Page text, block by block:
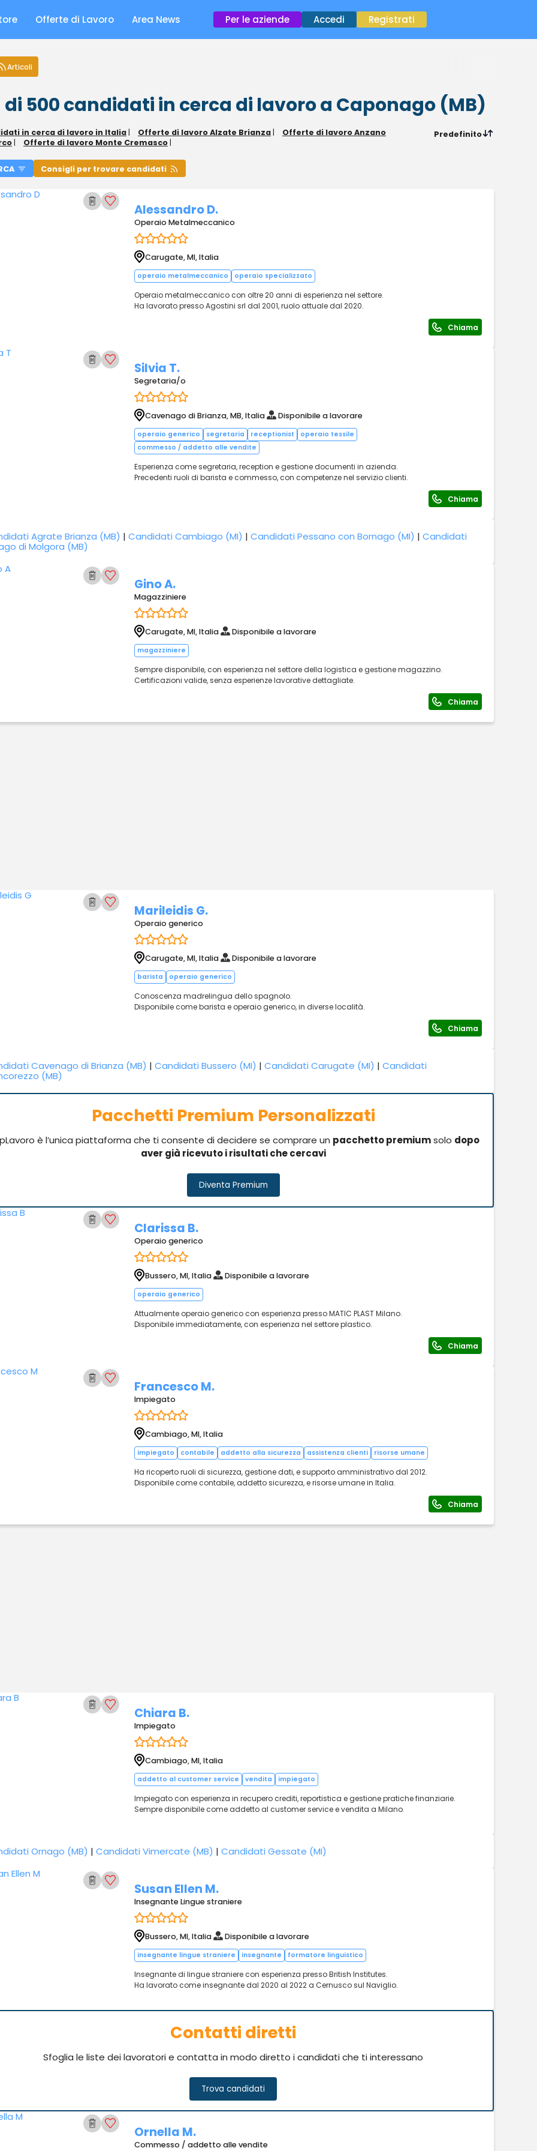
Offerte di Lavoro Area News Per le aziende Accedi Registrati
Articoli
di 500candidati in cerca di lavoroa Caponago (MB)
in cerca di lavoro in Italia | Offerte di lavoro Alzate Brianza |
Offerte di lavoro Anzano
| Offerte di lavoro Monte Cremasco |
Predefinito
Consigli per trovare candidati
Alessandro D.
Operaio Metalmeccanico
Carugate, MI, Italia
operaio metalmeccanico operaio specializzato
Operaio metalmeccanico con oltre 20 anni di esperienza nel settore.
Ha lavorato presso Agostini srl dal 2001, ruolo attuale dal 2020.
Chiama
Silvia T.
Segretaria/o
Cavenago di Brianza, MB, Italia Disponibile a lavorare
operaio generico segretaria receptionist
operaio tessile
commesso / addetto alle vendite
Esperienza come segretaria, reception e gestione documenti in azienda.
Precedenti ruoli di barista e commesso, con competenze nel servizio clienti.
Chiama
Agrate Brianza (MB) | Candidati Cambiago (MI) | Candidati Pessano con Bornago (MI) | Candidati
di Molgora (MB)
Gino A.
Magazziniere
Carugate, MI, Italia Disponibile a lavorare
magazziniere
Sempre disponibile, con esperienza nel settore della logistica e gestione magazzino.
Certificazioni valide, senza esperienze lavorative dettagliate.
Chiama
Marileidis G.
Operaio generico
Carugate, MI, Italia Disponibile a lavorare
barista operaio generico
Conoscenza madrelingua dello spagnolo.
Disponibile come barista e operaio generico, in diverse località.
Chiama
Cavenago di Brianza (MB) | Candidati Bussero (MI) | Candidati Carugate (MI) | Candidati
(MB)
Pacchetti Premium Personalizzati
è l’unica piattaforma che ti consente di decidere se comprare un pacchetto premiumsolo dopo
aver già ricevuto i risultati che cercavi
Diventa Premium
Clarissa B.
Operaio generico
Bussero, MI, Italia Disponibile a lavorare
operaio generico
Attualmente operaio generico con esperienza presso MATIC PLAST Milano.
Disponibile immediatamente, con esperienza nel settore plastico.
Chiama
Francesco M.
Impiegato
Cambiago, MI, Italia
impiegato contabile addetto alla sicurezza assistenza clienti risorse umane
Ha ricoperto ruoli di sicurezza, gestione dati, e supporto amministrativo dal 2012.
Disponibile come contabile, addetto sicurezza, e risorse umane in Italia.
Chiama
Chiara B.
Impiegato
Cambiago, MI, Italia
addetto al customer service vendita impiegato
Impiegato con esperienza in recupero crediti, reportistica e gestione pratiche finanziarie.
Sempre disponibile come addetto al customer service e vendita a Milano.
Ornago (MB) | Candidati Vimercate (MB) | Candidati Gessate (MI)
Susan Ellen M.
Insegnante Lingue straniere
Bussero, MI, Italia Disponibile a lavorare
insegnante lingue straniere insegnante formatore linguistico
Insegnante di lingue straniere con esperienza presso British Institutes.
Ha lavorato come insegnante dal 2020 al 2022 a Cernusco sul Naviglio.
Contatti diretti
Sfoglia le liste dei lavoratori e contatta in modo diretto i candidati che ti interessano
Trova candidati
Ornella M.
Commesso / addetto alle vendite